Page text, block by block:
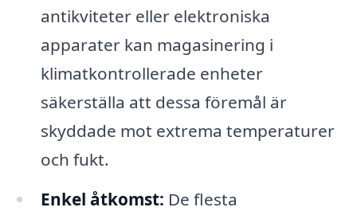
antikviteter eller elektroniska
apparater kan magasinering i
klimatkontrollerade enheter
säkerställa att dessa föremål är
skyddade mot extrema temperaturer
och fukt.
Enkel åtkomst: De flesta